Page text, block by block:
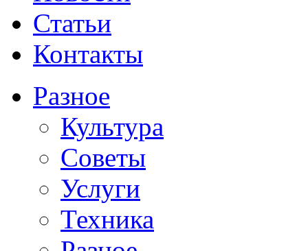
Статьи
Контакты
Разное
Культура
Советы
Услуги
Техника